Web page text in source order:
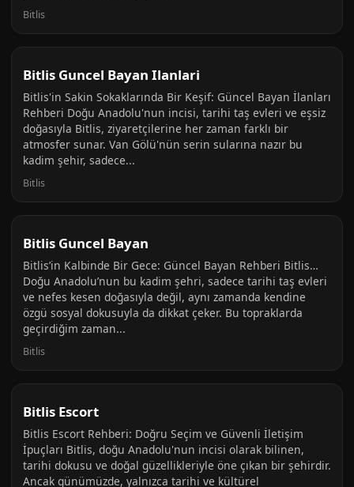
Bitlis
Bitlis Guncel Bayan Ilanlari
Bitlis'in Sakin Sokaklarında Bir Keşif: Güncel Bayan İlanları
Rehberi Doğu Anadolu'nun incisi, tarihi taş evleri ve eşsiz
doğasıyla Bitlis, ziyaretçilerine her zaman farklı bir
atmosfer sunar. Van Gölü'nün serin sularına nazır bu
kadim şehir, sadece...
Bitlis
Bitlis Guncel Bayan
Bitlis’in Kalbinde Bir Gece: Güncel Bayan Rehberi Bitlis…
Doğu Anadolu’nun bu kadim şehri, sadece tarihi taş evleri
ve nefes kesen doğasıyla değil, aynı zamanda kendine
özgü sosyal dokusuyla da dikkat çeker. Bu topraklarda
geçirdiğim zaman...
Bitlis
Bitlis Escort
Bitlis Escort Rehberi: Doğru Seçim ve Güvenli İletişim
İpuçları Bitlis, doğu Anadolu'nun incisi olarak bilinen,
tarihi dokusu ve doğal güzellikleriyle öne çıkan bir şehirdir.
Ancak günümüzde, yalnızca tarihi ve kültürel